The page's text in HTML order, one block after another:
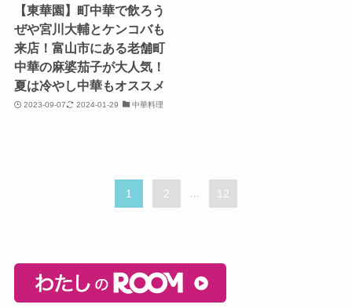
【東華園】町中華で飲ろう
ぜや宮川大輔とケンコバも
来店！富山市にある老舗町
中華の麻婆茄子が大人気！
夏は冷やし中華もオススメ
2023-09-07 2024-01-29 中華料理
1 2 ... 12